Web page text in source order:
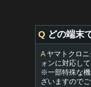
Q どの端末
Aヤマトクロニ
ォンに対応して
※一部特殊な
ざいますのでご